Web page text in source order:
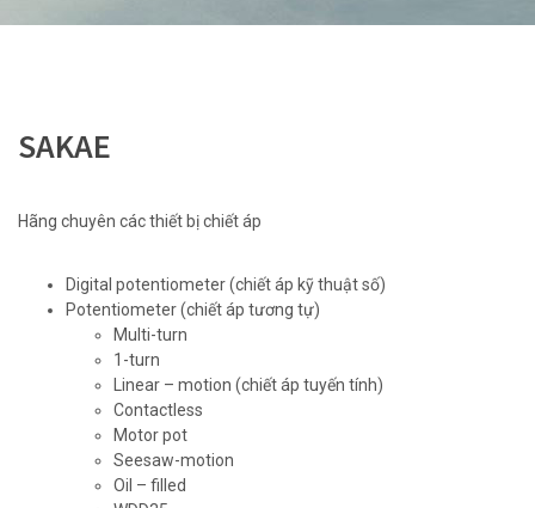
SAKAE
Hãng chuyên các thiết bị chiết áp
Digital potentiometer (chiết áp kỹ thuật số)
Potentiometer (chiết áp tương tự)
Multi-turn
1-turn
Linear – motion (chiết áp tuyến tính)
Contactless
Motor pot
Seesaw-motion
Oil – filled